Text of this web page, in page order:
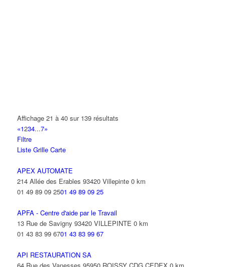
47 Allée des Impressionnistes 95943 ROISSY CDG CEDEX
01 49 38 83 00
CABINET KUPIEC DEBERGH
08 11 11 99 93 08 11 11 99 93
CARLSON WAGONLIT TRAVEL
01 77 53 51 60
01 77 53 51 60
CASH CONVERTERS
01 48 17 11 8601 48 17 11 86
Affichage 21 à 40 sur 139 résultats
«1234...7»
Filtre
Liste Grille Carte
APEX AUTOMATE
214 Allée des Erables 93420 Villepinte 0 km
01 49 89 09 2501 49 89 09 25
APFA - Centre d'aide par le Travail
13 Rue de Savigny 93420 VILLEPINTE 0 km
01 43 83 99 6701 43 83 99 67
API RESTAURATION SA